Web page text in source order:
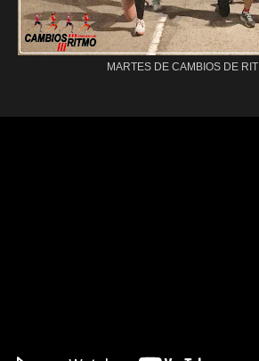
MARTES DE CAMBIOS DE